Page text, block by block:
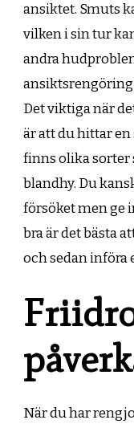
ansiktet. Smuts
vilken i sin tur
andra
ansiktsrengöring
Det viktiga när
är att du hittar
finns olika sorter
blandhy. Du
försöket men ge
bra är det bästa
och sedan införa
När du har